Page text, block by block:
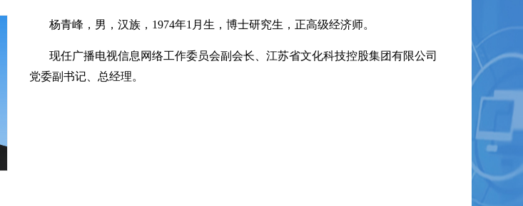
杨青峰，男，汉族，1974年1月生，博士研究生，正高级经济师。
现任广播电视信息网络工作委员会副会长、 江苏省文化科技控股集团有限公司
党委副书记、总经理。